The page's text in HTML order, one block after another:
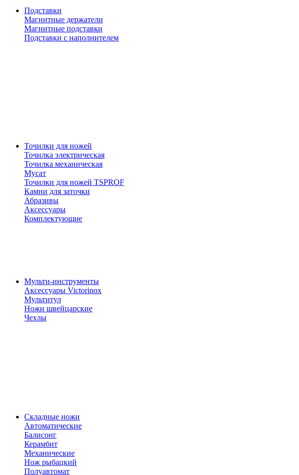
Подставки
Магнитные держатели
Магнитные подставки
Подставки с наполнителем
Точилки для ножей
Точилка электрическая
Точилка механическая
Мусат
Точилки для ножей TSPROF
Камни для заточки
Абразивы
Аксессуары
Комплектующие
Мульти-инструменты
Аксессуары Victorinox
Мультитул
Ножи швейцарские
Чехлы
Складные ножи
Автоматические
Балисонг
Керамбит
Механические
Нож рыбацкий
Полуавтомат